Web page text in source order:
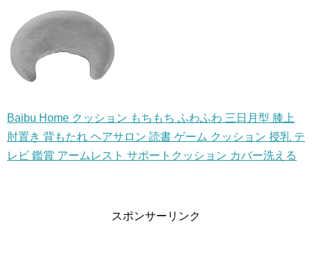
Baibu Home クッション もちもち ふわふわ 三日月型 膝上
肘置き 背もたれ ヘアサロン 読書 ゲーム クッション 授乳 テ
レビ 鑑賞 アームレスト サポートクッション カバー洗える
スポンサーリンク